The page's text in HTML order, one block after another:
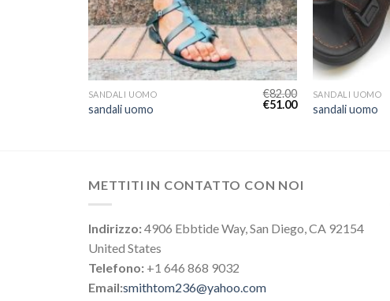
SANDALI UOMO
sandali uomo
€82.00
€51.00
SANDALI UOMO
sandali uomo
METTITI IN CONTATTO CON NOI
Indirizzo:4906 Ebbtide Way, San Diego, CA 92154
United States
Telefono: +1 646 868 9032
Email:smithtom236@yahoo.com